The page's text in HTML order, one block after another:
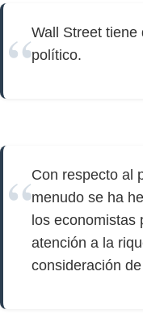
Wall Street tiene
político.
Con respecto al
menudo se ha
los economistas
atención a la
consideración